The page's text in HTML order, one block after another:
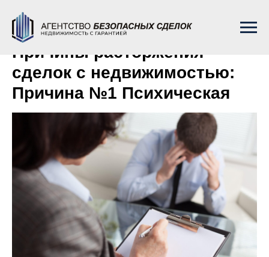
Причины расторжения
сделок с недвижимостью:
Причина №1 Психическая